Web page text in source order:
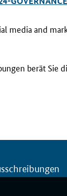
media and
berät Sie